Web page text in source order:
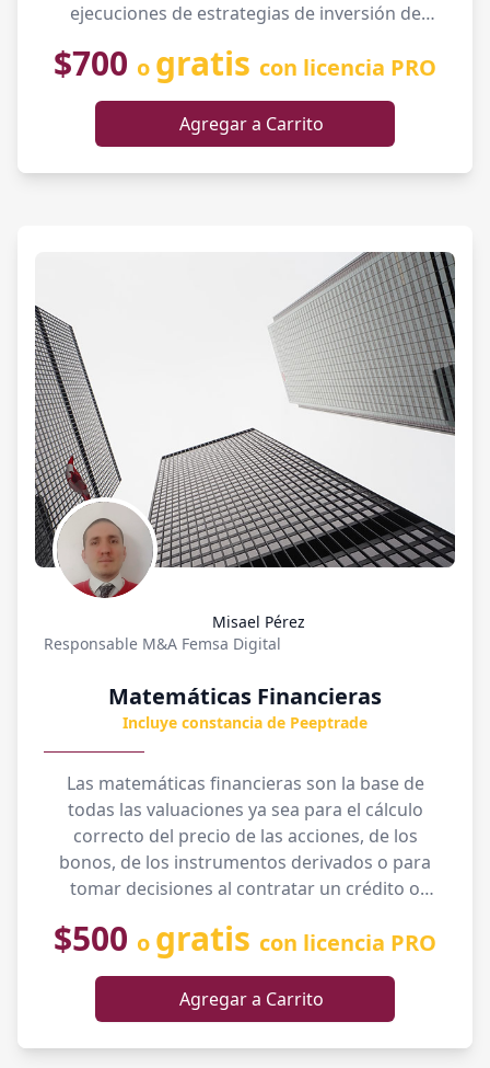
ejecuciones de estrategias de inversión de
$700 o gratis con licencia PRO
Agregar a Carrito
Misael Pérez
Responsable M&A Femsa Digital
Matemáticas Financieras
Incluye constancia de Peeptrade
Las matemáticas financieras son la base de
todas las valuaciones ya sea para el cálculo
correcto del precio de las acciones, de los
bonos, de los instrumentos derivados o para
tomar decisiones al contratar un crédito o
conocimiento del valor presente y el valor
en el tiempo es primordial para la vida de
personas que toman decisiones financieras.
Este curso está dirigido para que todas aquellas
$500 o gratis con licencia PRO
Agregar a Carrito